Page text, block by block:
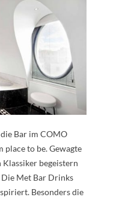
Bar im COMO
to be. Gewagte
Klassiker begeistern
Die Met Bar Drinks
Besonders die